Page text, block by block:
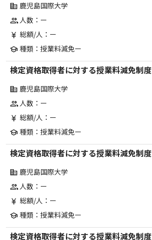
corporate_fare 鹿児島国際大学
group人数：ー
currency_yen 総額/人：ー
school 種類：授業料減免ー
検定資格取得者に対する授業料減免制度
corporate_fare 鹿児島国際大学
group人数：ー
currency_yen 総額/人：ー
school 種類：授業料減免ー
検定資格取得者に対する授業料減免制度
corporate_fare 鹿児島国際大学
group人数：ー
currency_yen 総額/人：ー
school 種類：授業料減免ー
検定資格取得者に対する授業料減免制度